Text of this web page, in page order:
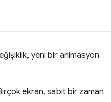
yeni bir animasyon
ekran, sabit bir zaman